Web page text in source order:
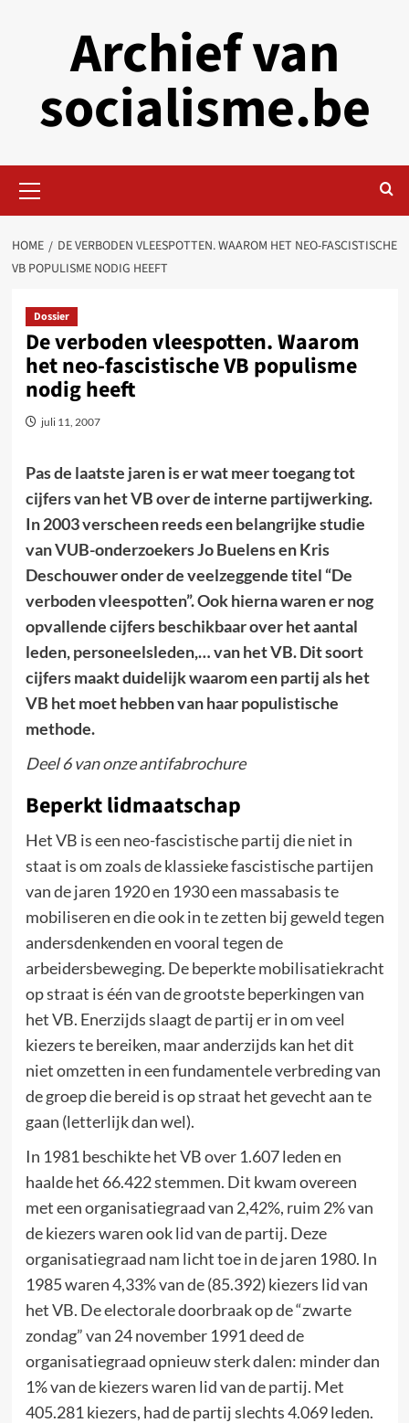
Archief van
socialisme.be
Menu
HOME
DE VERBODEN VLEESPOTTEN. WAAROM HET NEO-FASCISTISCHE
VB POPULISME NODIG HEEFT
Dossier
De verboden vleespotten. Waarom
het neo-fascistische VB populisme
nodig heeft
juli 11, 2007
Pas de laatste jaren is er wat meer toegang tot
cijfers van het VB over de interne partijwerking.
In 2003 verscheen reeds een belangrijke studie
van VUB-onderzoekers Jo Buelens en Kris
Deschouwer onder de veelzeggende titel “De
verboden vleespotten”. Ook hierna waren er nog
opvallende cijfers beschikbaar over het aantal
leden, personeelsleden,… van het VB. Dit soort
cijfers maakt duidelijk waarom een partij als het
VB het moet hebben van haar populistische
methode.
Deel 6 van onze antifabrochure
Beperkt lidmaatschap
Het VB is een neo-fascistische partij die niet in
staat is om zoals de klassieke fascistische partijen
van de jaren 1920 en 1930 een massabasis te
mobiliseren en die ook in te zetten bij geweld tegen
andersdenkenden en vooral tegen de
arbeidersbeweging. De beperkte mobilisatiekracht
op straat is één van de grootste beperkingen van
het VB. Enerzijds slaagt de partij er in om veel
kiezers te bereiken, maar anderzijds kan het dit
niet omzetten in een fundamentele verbreding van
de groep die bereid is op straat het gevecht aan te
gaan (letterlijk dan wel).
In 1981 beschikte het VB over 1.607 leden en
haalde het 66.422 stemmen. Dit kwam overeen
met een organisatiegraad van 2,42%, ruim 2% van
de kiezers waren ook lid van de partij. Deze
organisatiegraad nam licht toe in de jaren 1980. In
1985 waren 4,33% van de (85.392) kiezers lid van
het VB. De electorale doorbraak op de “zwarte
zondag” van 24 november 1991 deed de
organisatiegraad opnieuw sterk dalen: minder dan
1% van de kiezers waren lid van de partij. Met
405.281 kiezers, had de partij slechts 4.069 leden.